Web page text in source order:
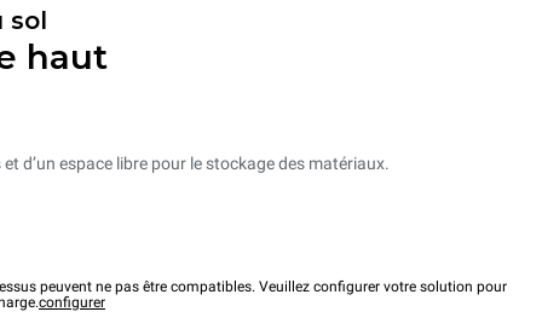
sol
haut
d’un espace libre pour le stockage des matériaux.
peuvent ne pas être compatibles. Veuillez configurer votre solution pour
configurer